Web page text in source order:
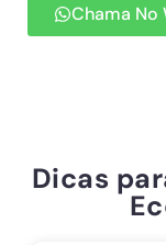
Chama No
Dicas